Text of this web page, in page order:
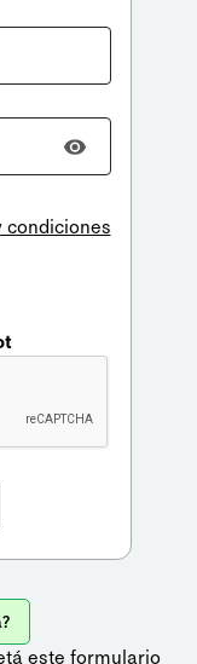
condiciones
este formulario